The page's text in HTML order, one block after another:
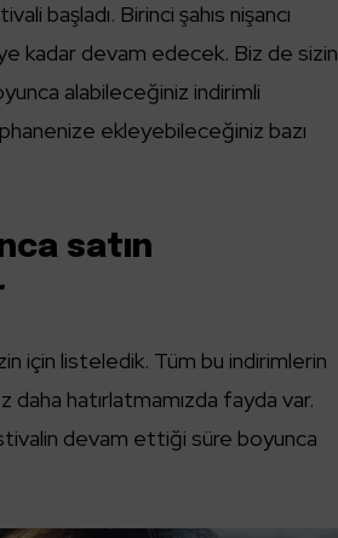
başladı. Birinci şahıs nişancı
kadar devam edecek. Biz de sizin
alabileceğiniz indirimli
ekleyebileceğiniz bazı
satın
için listeledik. Tüm bu indirimlerin
hatırlatmamızda fayda var.
devam ettiği süre boyunca